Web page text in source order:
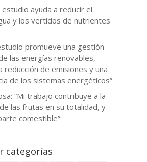
estudio ayuda a reducir el
y los vertidos de nutrientes
promueve una gestión
las energías renovables,
reducción de emisiones y una
de los sistemas energéticos”
“Mi trabajo contribuye a la
las frutas en su totalidad, y
comestible”
categorías